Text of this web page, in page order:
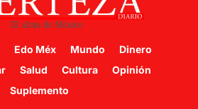
Edo Méx Mundo
Dinero
Salud Cultura
Opinión
Suplemento